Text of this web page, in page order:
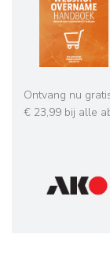
Ontvang nu
€ 23,99 bij alle